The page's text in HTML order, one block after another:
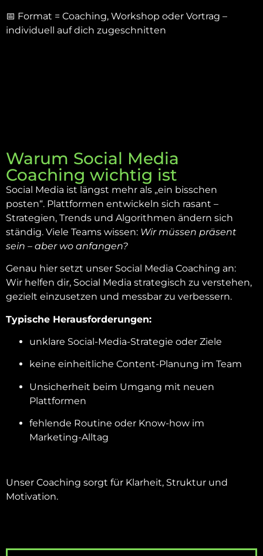
📅 Format = Coaching, Workshop oder Vortrag –
individuell auf dich zugeschnitten
Warum Social Media
Coaching wichtig ist
Social Media ist längst mehr als „ein bisschen
posten“. Plattformen entwickeln sich rasant –
Strategien, Trends und Algorithmen ändern sich
ständig. Viele Teams wissen: Wir müssen präsent
sein – aber wo anfangen?
Genau hier setzt unser Social Media Coaching an:
Wir helfen dir, Social Media strategisch zu verstehen,
gezielt einzusetzen und messbar zu verbessern.
Typische Herausforderungen:
unklare Social-Media-Strategie oder Ziele
keine einheitliche Content-Planung im Team
Unsicherheit beim Umgang mit neuen
Plattformen
fehlende Routine oder Know-how im
Marketing-Alltag
Unser Coaching sorgt für Klarheit, Struktur und
Motivation.